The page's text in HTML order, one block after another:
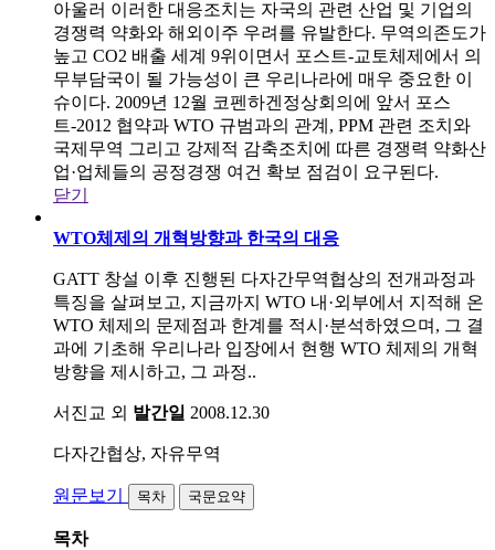
아울러 이러한 대응조치는 자국의 관련 산업 및 기업의
경쟁력 약화와 해외이주 우려를 유발한다. 무역의존도가
높고 CO2 배출 세계 9위이면서 포스트-교토체제에서 의
무부담국이 될 가능성이 큰 우리나라에 매우 중요한 이
슈이다. 2009년 12월 코펜하겐정상회의에 앞서 포스
트-2012 협약과 WTO 규범과의 관계, PPM 관련 조치와
국제무역 그리고 강제적 감축조치에 따른 경쟁력 약화산
업·업체들의 공정경쟁 여건 확보 점검이 요구된다.
닫기
WTO체제의 개혁방향과 한국의 대응
GATT 창설 이후 진행된 다자간무역협상의 전개과정과
특징을 살펴보고, 지금까지 WTO 내·외부에서 지적해 온
WTO 체제의 문제점과 한계를 적시·분석하였으며, 그 결
과에 기초해 우리나라 입장에서 현행 WTO 체제의 개혁
방향을 제시하고, 그 과정..
서진교 외 발간일 2008.12.30
다자간협상, 자유무역
원문보기 목차 국문요약
목차